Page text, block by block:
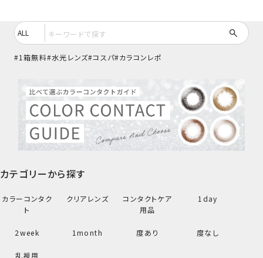
びーだまグレージュ
1箱無料 水光レンズ コスパ カラコンレポ
カテゴリーから探す
カラーコンタク
ト
クリアレンズ
コンタクトケア
用品
1day
2week 1month 度あり 度なし
乱視用